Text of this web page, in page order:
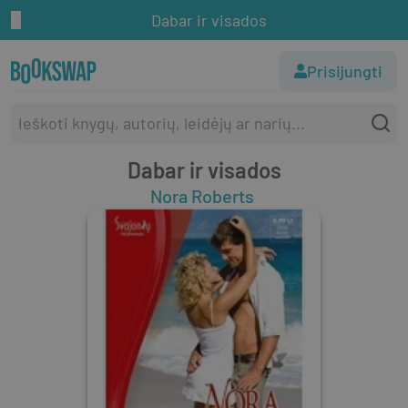
Dabar ir visados
Prisijungti
Dabar ir visados
Nora Roberts